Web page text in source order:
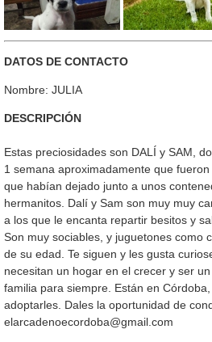
DATOS DE CONTACTO
Nombre: JULIA
DESCRIPCIÓN
Estas preciosidades son DALÍ y SAM,
1 semana aproximadamente que
que habían dejado junto a unos
hermanitos. Dalí y Sam son muy muy
a los que le encanta repartir besitos y
Son muy sociables, y juguetones como
de su edad. Te siguen y les gusta
necesitan un hogar en el crecer y ser
familia para siempre. Están en
adoptarles. Dales la oportunidad de
elarcadenoecordoba@gmail.com